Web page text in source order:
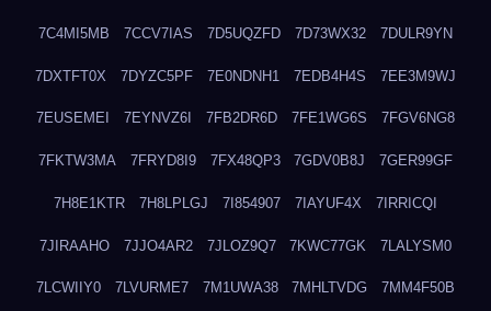
7C4MI5MB 7CCV7IAS 7D5UQZFD 7D73WX32 7DULR9YN
7DXTFT0X 7DYZC5PF 7E0NDNH1 7EDB4H4S 7EE3M9WJ
7EUSEMEI 7EYNVZ6I 7FB2DR6D 7FE1WG6S 7FGV6NG8
7FKTW3MA 7FRYD8I9 7FX48QP3 7GDV0B8J 7GER99GF
7H8E1KTR 7H8LPLGJ 7I854907 7IAYUF4X 7IRRICQI
7JIRAAHO 7JJO4AR2 7JLOZ9Q7 7KWC77GK 7LALYSM0
7LCWIIY0 7LVURME7 7M1UWA38 7MHLTVDG 7MM4F50B